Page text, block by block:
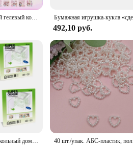
Детский кремовый гелевый костюм для карточек, игрушка, материал «сделай сам», наклейки, студенческий брелок, плато, полный набор, детские принадлежности для рукоделия
492,10 руб.
Миниатюрный кукольный домик Robotime DIY с аксессуарами, комплект для магазина поставок моделей со светодиодом для сборки, приличный подарок на день рождения